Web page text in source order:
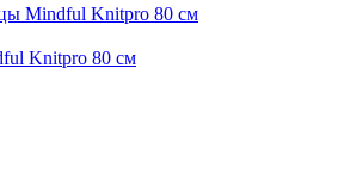
Knitpro 80 см